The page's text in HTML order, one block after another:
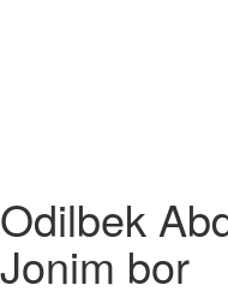
Odilbek
Jonim bor